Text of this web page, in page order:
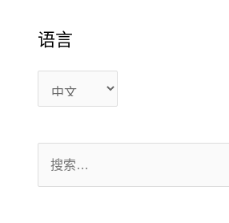
语言
语
语